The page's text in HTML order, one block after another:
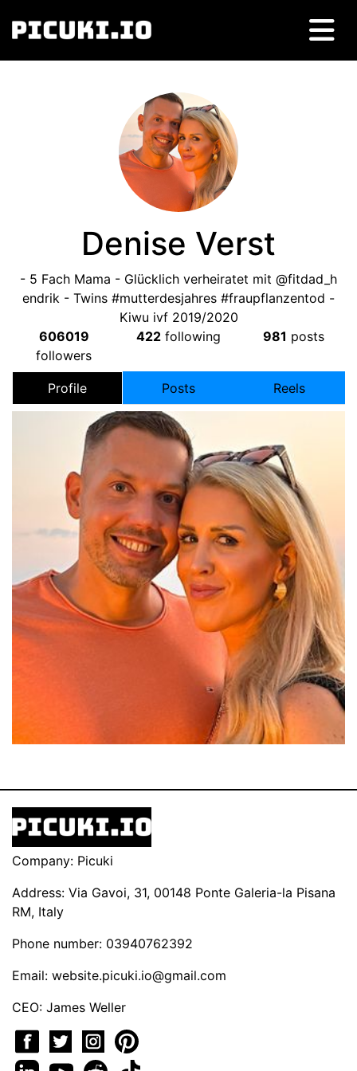
Denise Verst
- 5 Fach Mama - Glücklich verheiratet mit @fitdad_h
endrik - Twins #mutterdesjahres #fraupflanzentod -
Kiwu ivf 2019/2020
606019
followers
422 following 981 posts
Profile Posts Reels
Company: Picuki
Address: Via Gavoi, 31, 00148 Ponte Galeria-la Pisana
RM, Italy
Phone number: 03940762392
Email: website.picuki.io@gmail.com
CEO: James Weller